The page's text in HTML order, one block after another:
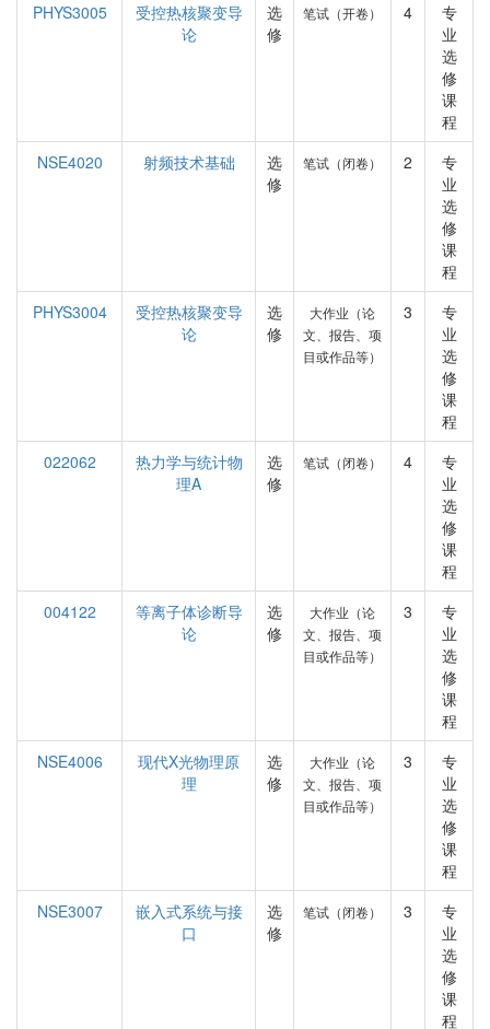
PHYS3005
受控热核聚变导
论
选
修
笔试（开卷） 4
专
业
选
修
课
程
NSE4020
射频技术基础
选
修
笔试（闭卷） 2
专
业
选
修
课
程
PHYS3004
受控热核聚变导
论
选
修
大作业（论
文、报告、项
目或作品等）
3
专
业
选
修
课
程
022062
热力学与统计物
理A
选
修
笔试（闭卷） 4
专
业
选
修
课
程
004122
等离子体诊断导
论
选
修
大作业（论
文、报告、项
目或作品等）
3
专
业
选
修
课
程
NSE4006
现代X光物理原
理
选
修
大作业（论
文、报告、项
目或作品等）
3
专
业
选
修
课
程
NSE3007
嵌入式系统与接
口
选
修
笔试（闭卷） 3
专
业
选
修
课
程